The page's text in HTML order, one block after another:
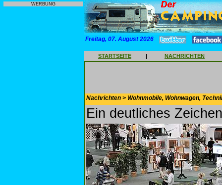
WERBUNG
Freitag, 07. August 2026
STARTSEITE | NACHRICHTEN
Nachrichten > Wohnmobile, Wohnwagen,
Ein deutliches